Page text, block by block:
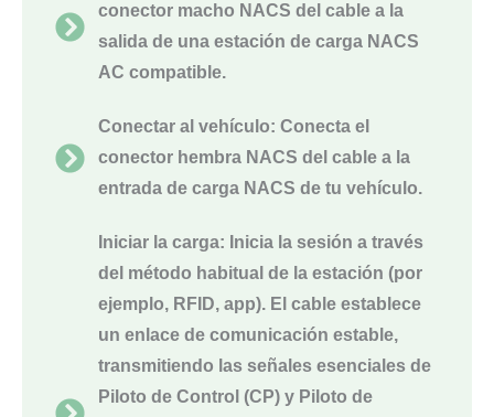
conector macho NACS del cable a la
salida de una estación de carga NACS
AC compatible.
Conectar al vehículo: Conecta el
conector hembra NACS del cable a la
entrada de carga NACS de tu vehículo.
Iniciar la carga: Inicia la sesión a través
del método habitual de la estación (por
ejemplo, RFID, app). El cable establece
un enlace de comunicación estable,
transmitiendo las señales esenciales de
Piloto de Control (CP) y Piloto de